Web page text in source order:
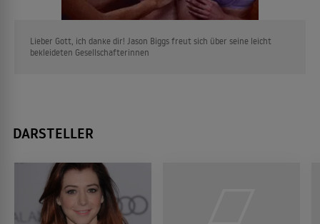
Lieber Gott, ich danke dir! Jason Biggs freut sich über seine leicht
bekleideten Gesellschafterinnen
DARSTELLER